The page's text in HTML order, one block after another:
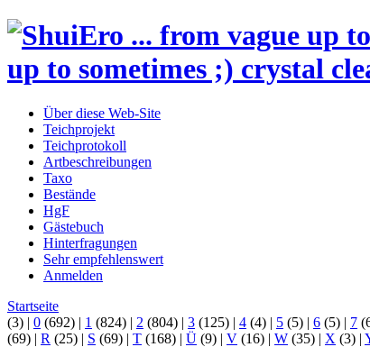
up to sometimes ;) crystal
Über diese Web-Site
Teichprojekt
Teichprotokoll
Artbeschreibungen
Taxo
Bestände
HgF
Gästebuch
Hinterfragungen
Sehr empfehlenswert
Anmelden
Startseite
(3) | 0 (692) | 1 (824) | 2 (804) | 3 (125) | 4 (4) | 5 (5) | 6 (5) | 7
(69) | R (25) | S (69) | T (168) | Ü (9) | V (16) | W (35) | X (3) |